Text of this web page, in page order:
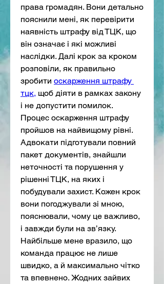
права громадян. Вони детально
пояснили мені, як перевірити
наявність штрафу від ТЦК, що
він означає і які можливі
наслідки. Далі крок за кроком
розповіли, як правильно
зробити оскарження штрафу
тцк, щоб діяти в рамках закону
і не допустити помилок.
Процес оскарження штрафу
пройшов на найвищому рівні.
Адвокати підготували повний
пакет документів, знайшли
неточності та порушення у
рішенні ТЦК, на яких і
побудували захист. Кожен крок
вони погоджували зі мною,
пояснювали, чому це важливо,
і завжди були на зв’язку.
Найбільше мене вразило, що
команда працює не лише
швидко, а й максимально чітко
та впевнено. Жодних зайвих